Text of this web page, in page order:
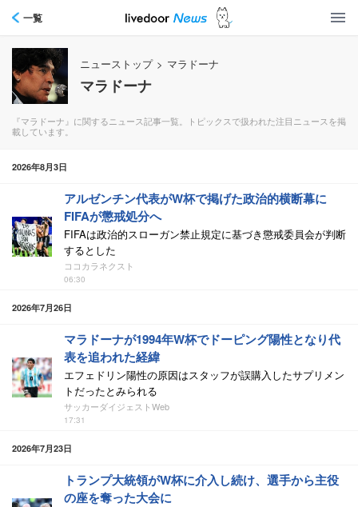
一覧
ニューストップ > マラドーナ
マラドーナ
『マラドーナ』に関するニュース記事一覧。トピックスで扱われた注目ニュースを掲
載しています。
2026年8月3日
アルゼンチン代表がW杯で掲げた政治的横断幕に
FIFAが懲戒処分へ
FIFAは政治的スローガン禁止規定に基づき懲戒委員会が判断
するとした
ココカラネクスト
06:30
2026年7月26日
マラドーナが1994年W杯でドーピング陽性となり代
表を追われた経緯
エフェドリン陽性の原因はスタッフが誤購入したサプリメン
トだったとみられる
サッカーダイジェストWeb
17:31
2026年7月23日
トランプ大統領がW杯に介入し続け、選手から主役
の座を奪った大会に